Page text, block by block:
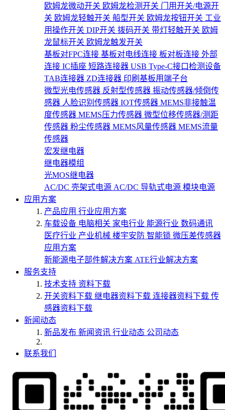
欧姆龙微动开关 欧姆龙检测开关 门用开关/电源开
关 欧姆龙轻触开关 船型开关 欧姆龙按钮开关 工业
用操作开关 DIP开关 拨码开关 带灯轻触开关 欧姆
龙鼠标开关 欧姆龙触发开关
基板对FPC连接 基板对电线连接 板对板连接 外部
连接 IC插座 短路连接器 USB Type-C接口检测设备
TAB连接器 ZD连接器 印刷基板用端子台
微型光电传感器 反射型传感器 振动传感器/倾倒传
感器 人脸识别传感器 IOT传感器 MEMS非接触温
度传感器 MEMS压力传感器 微型位移传感器/测距
传感器 粉尘传感器 MEMS风量传感器 MEMS流量
传感器
宏发继电器
继电器模组
光MOS继电器
AC/DC 壳架式电源 AC/DC 导轨式电源 模块电源
应用方案
产品应用 行业应用方案
车载设备 电脑相关 家电行业 能源行业 数码通讯
医疗行业 产业机械 楼宇安防 智能锁 微压差传感器
应用方案
新能源电子部件解决方案 ATE行业解决方案
服务支持
技术支持 资料下载
开关资料下载 继电器资料下载 连接器资料下载 传
感器资料下载
新闻动态
新品发布 新闻资讯 行业动态 公司动态
联系我们